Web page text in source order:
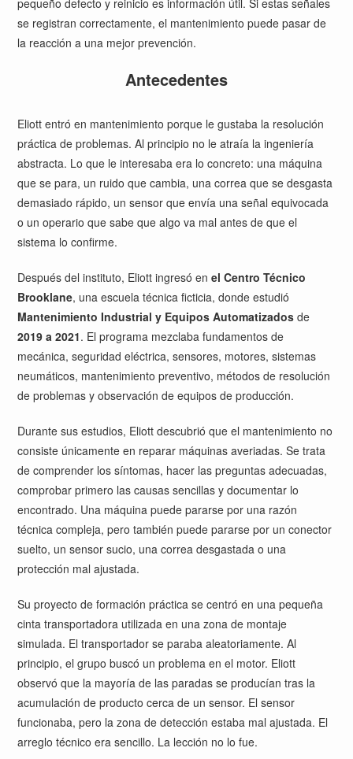
se registran correctamente, el mantenimiento puede pasar de
la reacción a una mejor prevención.
Antecedentes
Eliott entró en mantenimiento porque le gustaba la resolución
práctica de problemas. Al principio no le atraía la ingeniería
abstracta. Lo que le interesaba era lo concreto: una máquina
que se para, un ruido que cambia, una correa que se desgasta
demasiado rápido, un sensor que envía una señal equivocada
o un operario que sabe que algo va mal antes de que el
sistema lo confirme.
Después del instituto, Eliott ingresó enel Centro Técnico
Brooklane, una escuela técnica ficticia, donde estudió
Mantenimiento Industrial y Equipos Automatizados de
2019 a 2021. El programa mezclaba fundamentos de
mecánica, seguridad eléctrica, sensores, motores, sistemas
neumáticos, mantenimiento preventivo, métodos de resolución
de problemas y observación de equipos de producción.
Durante sus estudios, Eliott descubrió que el mantenimiento no
consiste únicamente en reparar máquinas averiadas. Se trata
de comprender los síntomas, hacer las preguntas adecuadas,
comprobar primero las causas sencillas y documentar lo
encontrado. Una máquina puede pararse por una razón
técnica compleja, pero también puede pararse por un conector
suelto, un sensor sucio, una correa desgastada o una
protección mal ajustada.
Su proyecto de formación práctica se centró en una pequeña
cinta transportadora utilizada en una zona de montaje
simulada. El transportador se paraba aleatoriamente. Al
principio, el grupo buscó un problema en el motor. Eliott
observó que la mayoría de las paradas se producían tras la
acumulación de producto cerca de un sensor. El sensor
funcionaba, pero la zona de detección estaba mal ajustada. El
arreglo técnico era sencillo. La lección no lo fue.